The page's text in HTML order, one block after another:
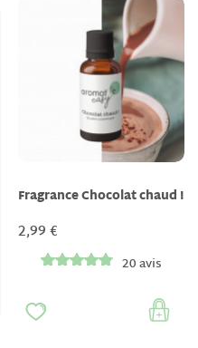
Fragrance Chocolat chaud !
2,99 €
20 avis